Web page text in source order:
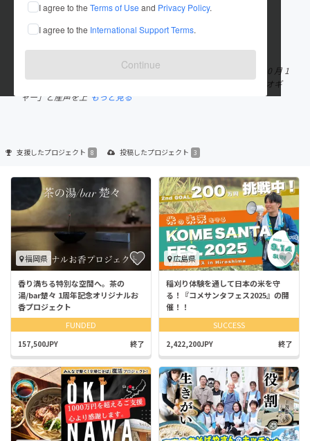
I agree to the Terms of Use and Privacy Policy.
I agree to the International Support Terms.
Continue
これまでに8回支援して3件のプロジェクトを投稿しています
在住国：日本 現在地：福岡県
出身国：日本 出身地：福岡県
プロフィール 氏名:進 龍圓(しん りゅうえん) 生年月日:昭和 39 年 10 月 1
5 日 年齢:60歳 職業:会社経営 東京オリンピックの真っ最中 俺は「オギ
ャー」と産声を上 もっと見る
支援したプロジェクト 8 投稿したプロジェクト 3
福岡県
香り満ちる特別な空間へ。茶の
湯/bar楚々 1周年記念オリジナルお
香プロジェクト
FUNDED
157,500JPY 終了
広島県
稲刈り体験を通して日本の米を守
る！『コメサンタフェス2025』の開
催！！
SUCCESS
2,422,200JPY 終了